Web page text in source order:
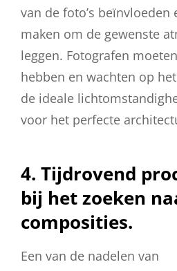
van de foto’s
maken om de gewenste
leggen. Fotografen
hebben en wachten op
de ideale
voor het perfecte
4. Tijdrovend
bij het zoeken
composities.
Een van de nadelen van